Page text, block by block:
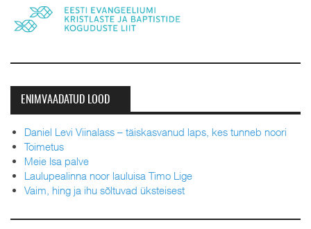
ENIMVAADATUD LOOD
Daniel Levi Viinalass – täiskasvanud laps, kes tunneb noori
Toimetus
Meie Isa palve
Laulupealinna noor lauluisa Timo Lige
Vaim, hing ja ihu sõltuvad üksteisest